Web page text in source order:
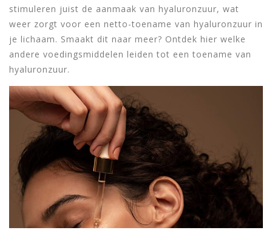
stimuleren juist de aanmaak van hyaluronzuur, wat
weer zorgt voor een netto-toename van hyaluronzuur in
je lichaam. Smaakt dit naar meer? Ontdek hier welke
andere voedingsmiddelen leiden tot een toename van
hyaluronzuur.